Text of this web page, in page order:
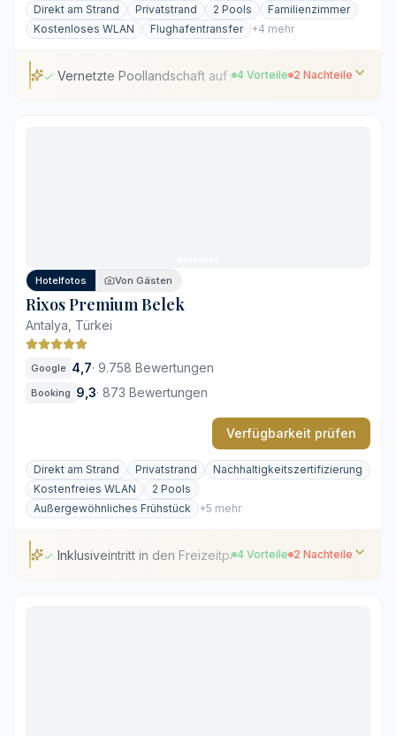
Direkt am Strand Privatstrand 2 Pools
Familienzimmer
Kostenloses WLAN
Flughafentransfer +4 mehr
Vernetzte Poollandschaft auf mehreren Ebenen
4 Vorteile 2 Nachteile
Abendliche Geräuschkulisse in zentralen Bereichen
Hotelfotos Von Gästen
Rixos Premium Belek
Antalya, Türkei
Google 4,7· 9.758 Bewertungen
Booking 9,3· 873 Bewertungen
Verfügbarkeit prüfen
Direkt am Strand Privatstrand
Nachhaltigkeitszertifizierung
Kostenfreies WLAN
2 Pools
Außergewöhnliches Frühstück
+5 mehr
Inklusiveintritt in den Freizeitpark Land of Legends
4 Vorteile 2 Nachteile